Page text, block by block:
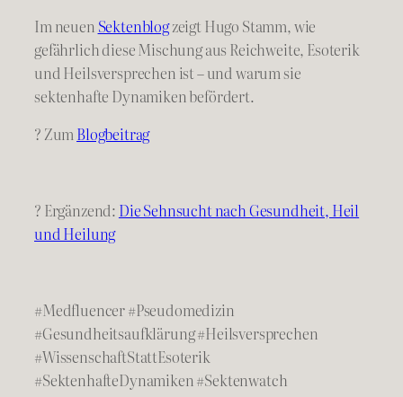
Im neuen Sektenblogzeigt Hugo Stamm, wie
gefährlich diese Mischung aus Reichweite, Esoterik
und Heilsversprechen ist – und warum sie
sektenhafte Dynamiken befördert.
? ZumBlogbeitrag
? Ergänzend: Die Sehnsucht nach Gesundheit, Heil
und Heilung
#Medfluencer #Pseudomedizin
#Gesundheitsaufklärung #Heilsversprechen
#WissenschaftStattEsoterik
#SektenhafteDynamiken #Sektenwatch